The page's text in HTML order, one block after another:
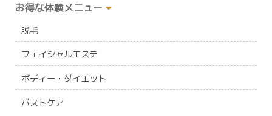
お得な体験メニュー
脱毛
フェイシャルエステ
ボディー・ダイエット
バストケア